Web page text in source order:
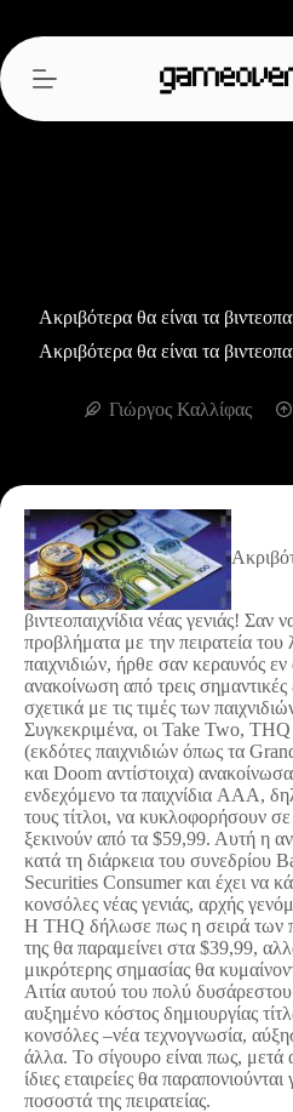
περιεχόμενο
Ακριβότερα θα είναι τα
Ακριβότερα θα είναι τα
Γιώργος Καλλίφας
βιντεοπαιχνίδια νέας γενιάς! Σαν
προβλήματα με την πειρατεία του
παιχνιδιών, ήρθε σαν κεραυνός εν
ανακοίνωση από τρεις σημαντικές
σχετικά με τις τιμές των
Συγκεκριμένα, οι Take Two,
(εκδότες παιχνιδιών όπως τα
και Doom αντίστοιχα)
ενδεχόμενο τα παιχνίδια AAA,
τους τίτλοι, να κυκλοφορήσουν
ξεκινούν από τα $59,99. Αυτή η
κατά τη διάρκεια του συνεδρίου
Securities Consumer και έχει να
κονσόλες νέας γενιάς, αρχής
H THQ δήλωσε πως η σειρά των
της θα παραμείνει στα $39,99,
μικρότερης σημασίας θα
Αιτία αυτού του πολύ δυσάρεστου
αυξημένο κόστος δημιουργίας
κονσόλες –νέα τεχνογνωσία,
άλλα. Το σίγουρο είναι πως, μετά
ίδιες εταιρείες θα
ποσοστά της πειρατείας.